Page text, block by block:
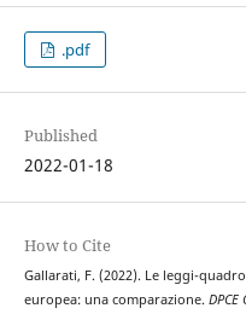
.pdf
Published
2022-01-18
How to Cite
Gallarati, F. (2022). Le leggi-
europea: una comparazione. DPCE